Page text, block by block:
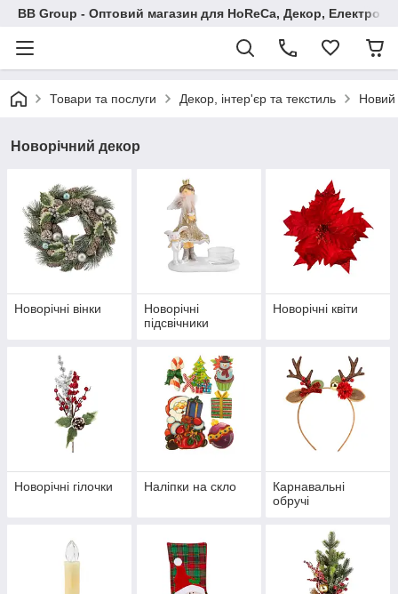
BB Group - Оптовий магазин для HoReCa, Декор,
Товари та послуги Декор, інтер'єр та текстиль Новий
Новорічний декор
Новорічні вінки
Новорічні
підсвічники
Новорічні квіти
Новорічні гілочки Наліпки на скло
Карнавальні
обручі